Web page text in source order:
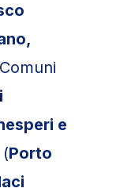
e
Porto